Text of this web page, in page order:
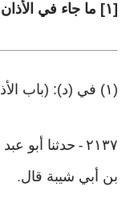
[١] ما جاء في الأذان والإقامة كيف هو
(١) في (د): (باب الأذان والإقامة كيف هو؟)
٢١٣٧ - حدثنا أبو
بن أبي شيبة قال.